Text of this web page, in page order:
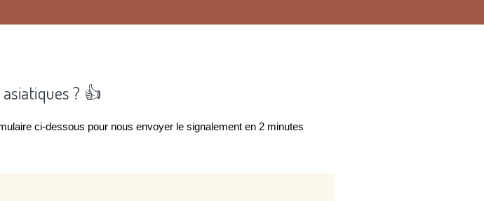
? 👍
ci-dessous pour nous envoyer le signalement en 2 minutes